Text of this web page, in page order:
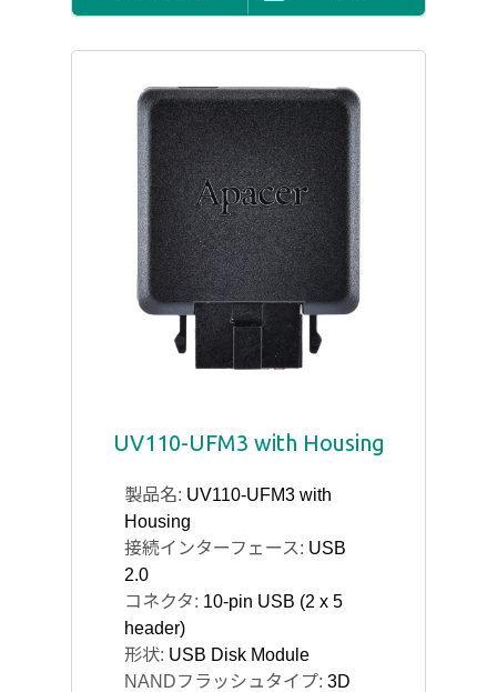
UV110-UFM3 with Housing
製品名: UV110-UFM3 with
Housing
接続インターフェース: USB
2.0
コネクタ: 10-pin USB (2 x 5
header)
形状: USB Disk Module
NANDフラッシュタイプ: 3D